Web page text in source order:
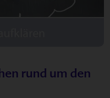
rund um den